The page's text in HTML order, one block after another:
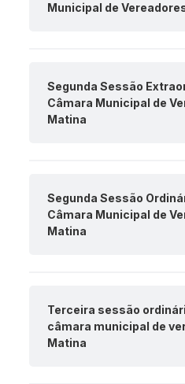
Municipal de
Segunda Sessão
Câmara Municipal de
Matina
Segunda Sessão
Câmara Municipal de
Matina
Terceira sessão
câmara municipal de
Matina